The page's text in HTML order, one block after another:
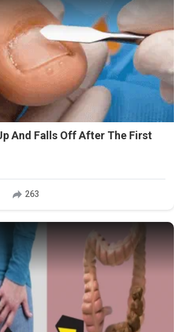
And Falls Off After The First
263